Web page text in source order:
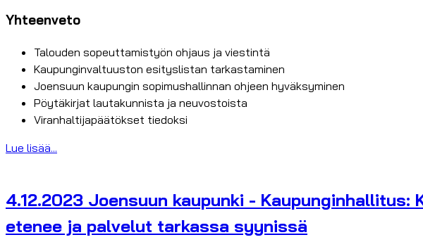
Yhteenveto
Talouden sopeuttamistyön ohjaus ja viestintä
Kaupunginvaltuuston esityslistan tarkastaminen
Joensuun kaupungin sopimushallinnan ohjeen hyväksyminen
Pöytäkirjat lautakunnista ja neuvostoista
Viranhaltijapäätökset tiedoksi
Lue lisää...
4.12.2023 Joensuun kaupunki -
etenee ja palvelut tarkassa syynissä